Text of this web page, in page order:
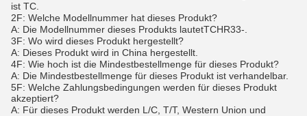
ist TC.
2F: Welche Modellnummer hat dieses Produkt?
A: Die Modellnummer dieses Produkts lautetTCHR33-
3F: Wo wird dieses Produkt hergestellt?
A: Dieses Produkt wird in China hergestellt.
4F: Wie hoch ist die Mindestbestellmenge für dieses Produkt?
A: Die Mindestbestellmenge für dieses Produkt ist verhandelbar.
5F: Welche Zahlungsbedingungen werden für dieses Produkt
akzeptiert?
A: Für dieses Produkt werden L/C, T/T, Western Union und